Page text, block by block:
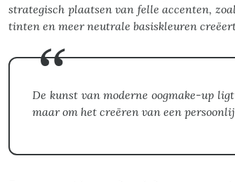
strategisch plaatsen van felle accenten,
tinten en meer neutrale basiskleuren
De kunst van moderne oogmake-up
maar om het creëren van een